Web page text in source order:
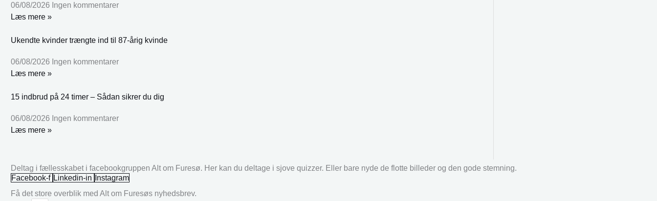
06/08/2026 Ingen kommentarer
Læs mere »
Ukendte kvinder trængte ind til 87-årig kvinde
06/08/2026 Ingen kommentarer
Læs mere »
15 indbrud på 24 timer – Sådan sikrer du dig
06/08/2026 Ingen kommentarer
Læs mere »
Deltag i fællesskabet i facebookgruppen Alt om Furesø. Her kan du deltage i sjove quizzer. Eller bare nyde de flotte billeder og den gode stemning.
Facebook-f Linkedin-in
Instagram
Få det store overblik med Alt om Furesøs nyhedsbrev.